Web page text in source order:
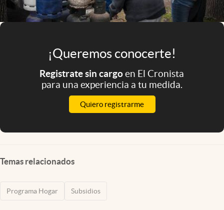
Mediakit
¡Queremos conocerte!
Registrate sin cargoen El Cronista
para una experiencia a tu medida.
Quiero registrarme
Temas relacionados
Programa Hogar Subsidios